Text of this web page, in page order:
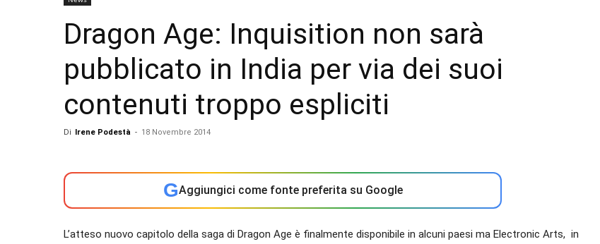
Dragon Age: Inquisition non sarà
pubblicato in India per via dei suoi
contenuti troppo espliciti
Di Irene Podestà - 18 Novembre 2014
GAggiungici come fonte preferita su Google
L’atteso nuovo capitolo della saga di Dragon Age è finalmente disponibile in alcuni paesi ma Electronic Arts, in